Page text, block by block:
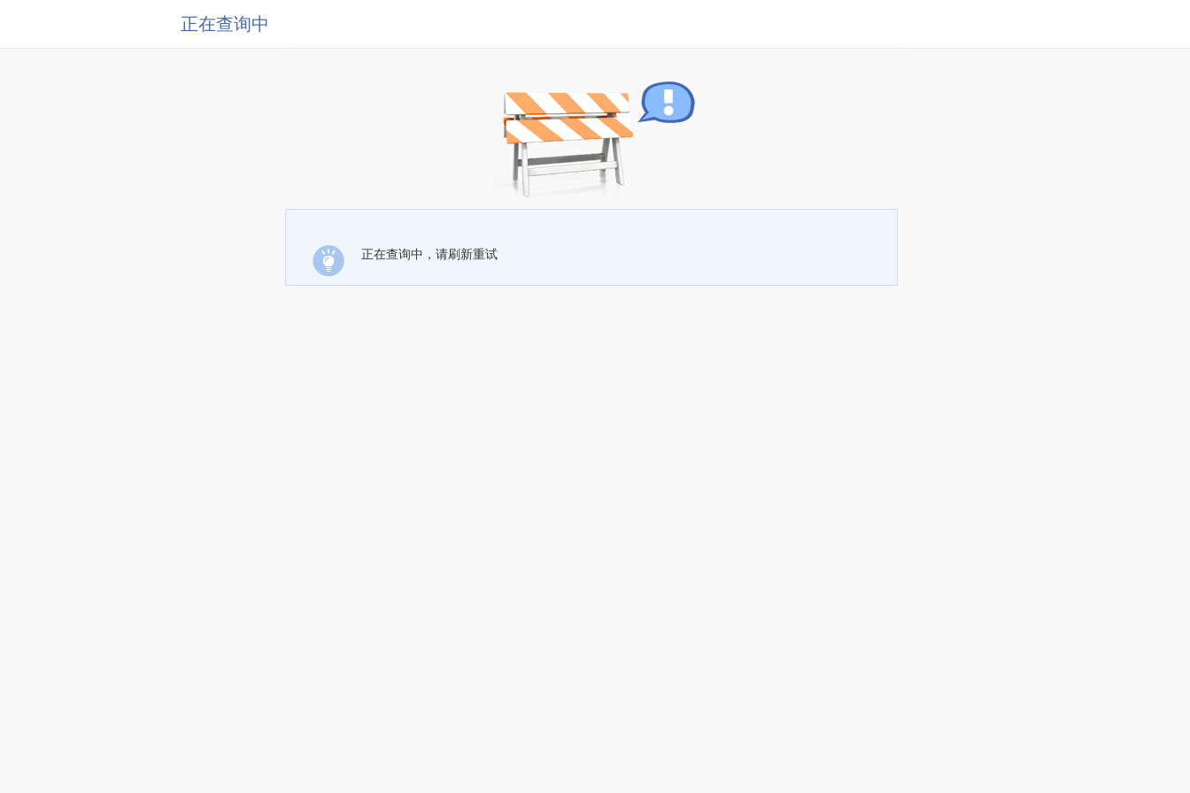
正在查询中
正在查询中，请刷新重试